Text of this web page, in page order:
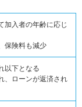
加入者の年齢に応じ
保険料も減少
以下となる
、ローンが返済され